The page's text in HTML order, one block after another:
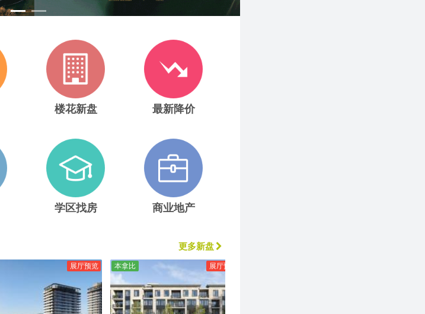
楼花新盘 最新降价
学区找房 商业地产
更多新盘
展厅预览 本拿比 展厅预览